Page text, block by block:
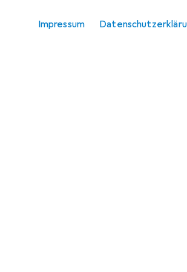
Impressum